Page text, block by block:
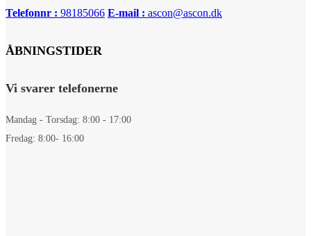
Telefonnr : 98185066 E-mail : ascon@ascon.dk
ÅBNINGSTIDER
Vi svarer telefonerne
Mandag - Torsdag: 8:00 - 17:00
Fredag: 8:00- 16:00